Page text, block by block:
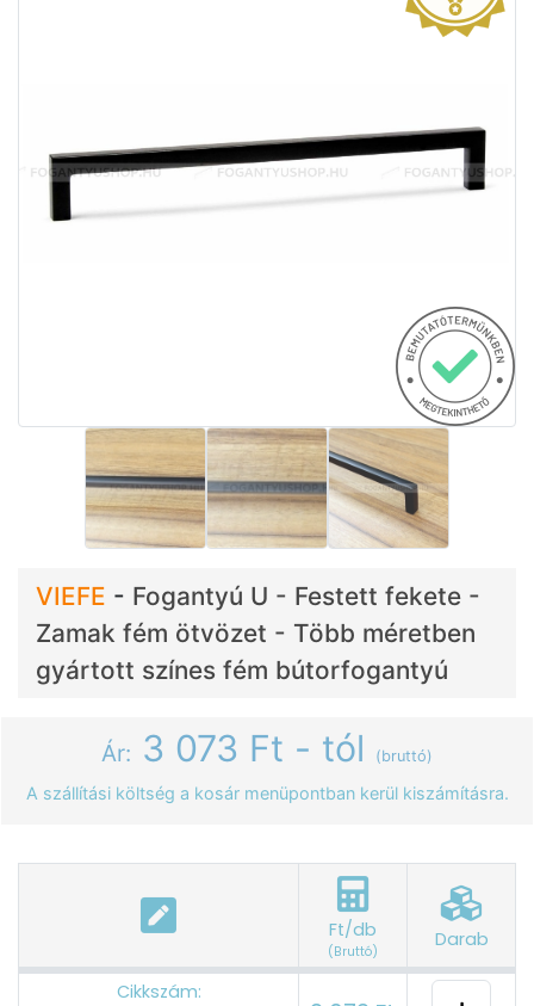
VIEFE - Fogantyú U - Festett fekete -
Zamak fém ötvözet - Több méretben
gyártott színes fém bútorfogantyú
Ár: 3 073 Ft - tól (bruttó)
A szállítási költség a kosár menüpontban kerül kiszámításra.
Ft/db
(Bruttó)
Darab
Cikkszám: